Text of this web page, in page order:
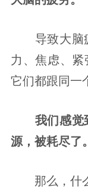
导致大
力、焦虑、
它们都跟同一
我们感
源，被耗尽了。
那么，什